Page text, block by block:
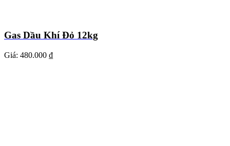
Gas Dầu Khí Đỏ 12kg
Giá: 480.000 ₫